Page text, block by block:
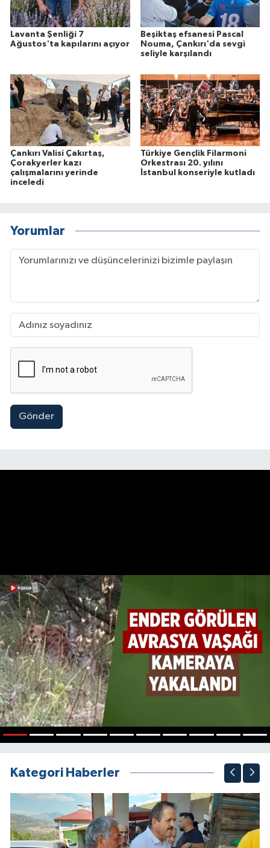
Lavanta Şenliği 7
Ağustos'ta kapılarını açıyor
Beşiktaş efsanesi Pascal
Nouma, Çankırı'da sevgi
seliyle karşılandı
Çankırı Valisi Çakırtaş,
Çorakyerler kazı
çalışmalarını yerinde
inceledi
Türkiye Gençlik Filarmoni
Orkestrası 20. yılını
İstanbul konseriyle kutladı
Yorumlar
Gönder
Kategori Haberler